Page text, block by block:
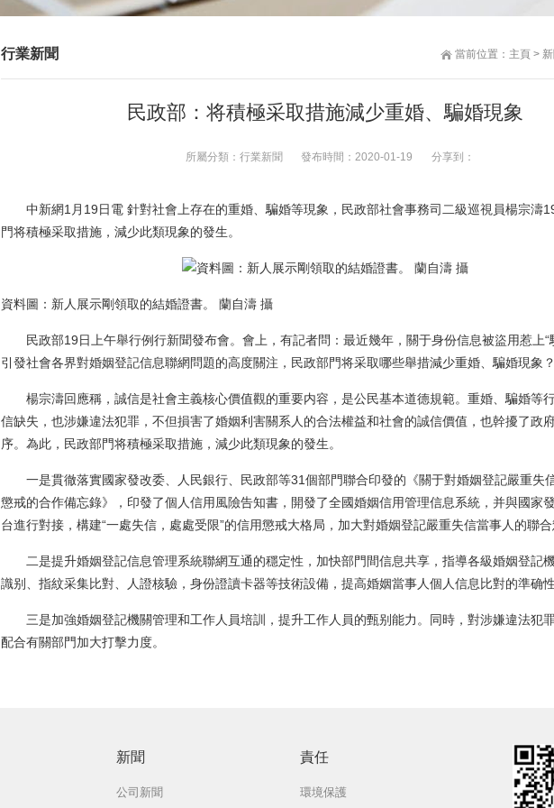
當前位置： 主頁 >
行業新聞
民政部：将積極采取措施減少重婚、騙婚現象
所屬分類： 行業新聞 發布時間： 2020-01-19 分享到：
中新網1月19日電 針對社會上存在的重婚、騙婚等現象，民政部社會事務司二級巡視員楊宗濤
門将積極采取措施，減少此類現象的發生。
資料圖：新人展示剛領取的結婚證書。 蘭自濤 攝
民政部19日上午舉行例行新聞發布會。會上，有記者問：最近幾年，關于身份信息被盜用惹上“
引發社會各界對婚姻登記信息聯網問題的高度關注，民政部門将采取哪些舉措減少重婚、騙婚現象？
楊宗濤回應稱，誠信是社會主義核心價值觀的重要内容，是公民基本道德規範。重婚、騙婚等
信缺失，也涉嫌違法犯罪，不但損害了婚姻利害關系人的合法權益和社會的誠信價值，也幹擾了政
序。為此，民政部門将積極采取措施，減少此類現象的發生。
一是貫徹落實國家發改委、人民銀行、民政部等31個部門聯合印發的《關于對婚姻登記嚴重失
懲戒的合作備忘錄》，印發了個人信用風險告知書，開發了全國婚姻信用管理信息系統，并與國家
台進行對接，構建“一處失信，處處受限”的信用懲戒大格局，加大對婚姻登記嚴重失信當事人的聯合
二是提升婚姻登記信息管理系統聯網互通的穩定性，加快部門間信息共享，指導各級婚姻登記
識别、指紋采集比對、人證核驗，身份證讀卡器等技術設備，提高婚姻當事人個人信息比對的準确性
三是加強婚姻登記機關管理和工作人員培訓，提升工作人員的甄别能力。同時，對涉嫌違法犯
配合有關部門加大打擊力度。
新聞
公司新聞
責任
環境保護